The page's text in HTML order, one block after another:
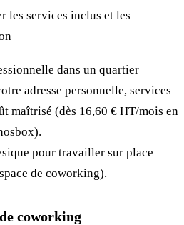
les services inclus et les
dans un quartier
adresse personnelle, services
maîtrisé (dès 16,60 € HT/mois en
pour travailler sur place
de coworking).
coworking